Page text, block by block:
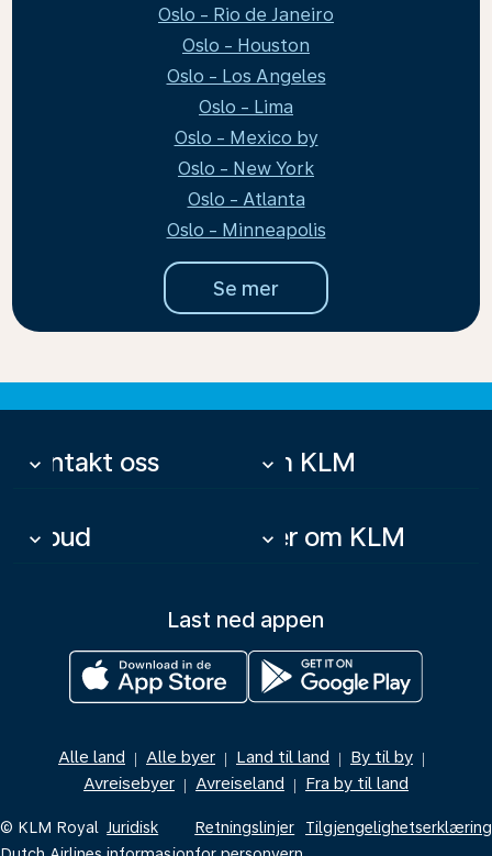
Oslo - Rio de Janeiro
Oslo - Houston
Oslo - Los Angeles
Oslo - Lima
Oslo - Mexico by
Oslo - New York
Oslo - Atlanta
Oslo - Minneapolis
Se mer
Kontakt oss
keyboard_arrow_down Om KLM
keyboard_arrow_down
Tilbud
keyboard_arrow_down Mer om KLM
keyboard_arrow_down
Last ned appen
Alle land | Alle byer | Land til land | By til by |
Avreisebyer | Avreiseland | Fra by til land
© KLM Royal
Juridisk
Retningslinjer
Tilgjengelighetserklæring